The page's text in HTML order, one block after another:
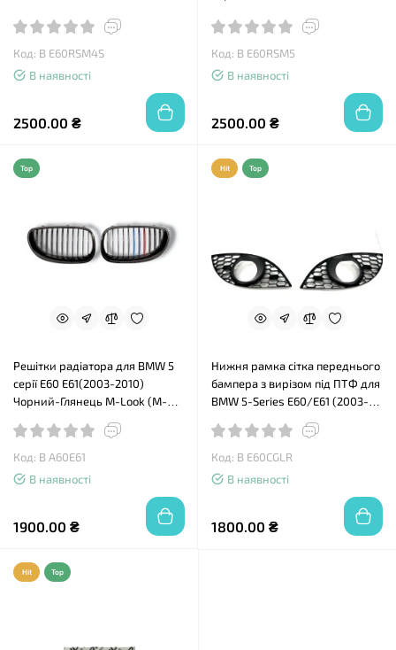
Код: B E60RSM4S
В наявності
2500.00 ₴
Код: B E60RSM5
В наявності
2500.00 ₴
Top
Решітки радіатора для BMW 5
серії E60 E61(2003-2010)
Чорний-Глянець M-Look (M-
Код: B A60E61
В наявності
1900.00 ₴
Hit Top
Нижня рамка сітка переднього
бампера з вирізом під ПТФ для
BMW 5-Series E60/E61 (2003-
Код: B E60CGLR
В наявності
1800.00 ₴
Hit Top